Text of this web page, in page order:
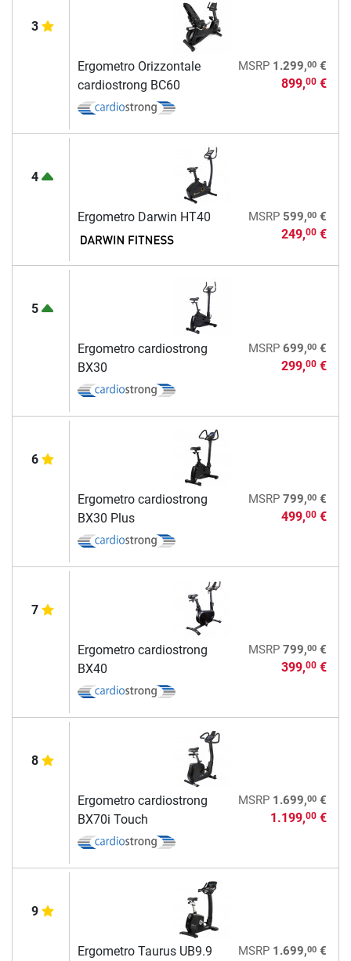
3
Ergometro Orizzontale
cardiostrong BC60
MSRP 1.299,00€
899,00€
4
Ergometro Darwin HT40 MSRP 599,00€
249,00€
5
Ergometro cardiostrong
BX30
MSRP 699,00€
299,00€
6
Ergometro cardiostrong
BX30 Plus
MSRP 799,00€
499,00€
7
Ergometro cardiostrong
BX40
MSRP 799,00€
399,00€
8
Ergometro cardiostrong
BX70i Touch
MSRP 1.699,00€
1.199,00€
9
Ergometro Taurus UB9.9 MSRP 1.699,00€